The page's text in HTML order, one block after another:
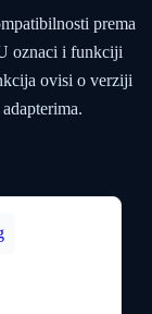
prema
oznaci i funkciji
ovisi o verziji